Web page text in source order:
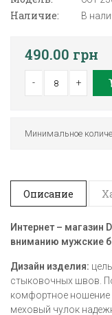
Наличие: В
490.00 грн
- +
Минимальное
Описание
Интернет – магазин
вниманию мужские
Дизайн изделия:
стыковочных швов.
комфортное ношение
меховый чулок